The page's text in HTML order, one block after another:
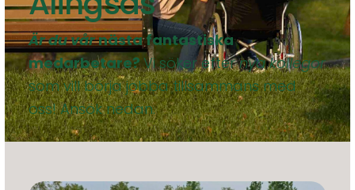
Är du vårnästa fantastiska
medarbetare?Vi söker efternya kollegor
som vill börja jobba tillsammans med
oss! Ansök nedan.